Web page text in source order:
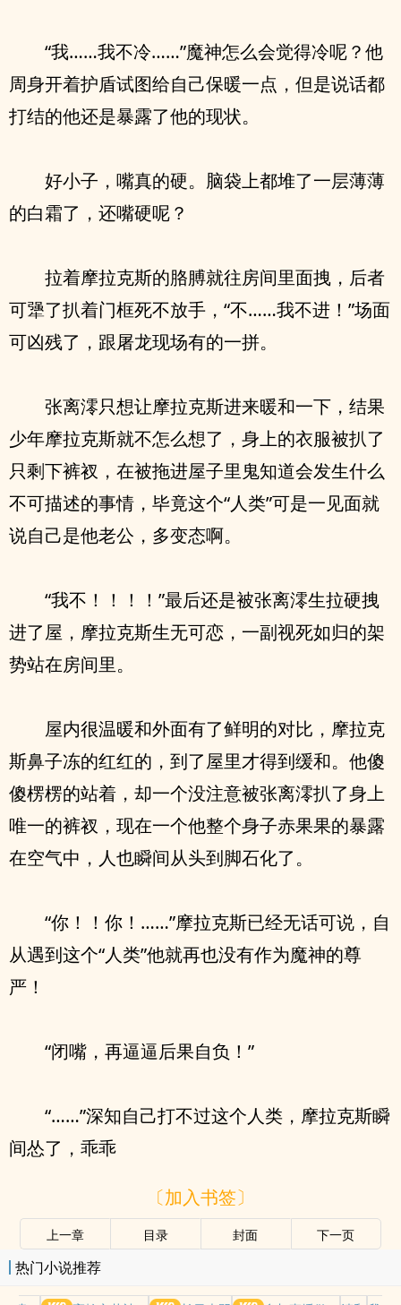
“我……我不冷……”魔神怎么会觉得冷呢？他
周身开着护盾试图给自己保暖一点，但是说话都
打结的他还是暴露了他的现状。
好小子，嘴真的硬。脑袋上都堆了一层薄薄
的白霜了，还嘴硬呢？
拉着摩拉克斯的胳膊就往房间里面拽，后者
可犟了扒着门框死不放手，“不……我不进！”场面
可凶残了，跟屠龙现场有的一拼。
张离澪只想让摩拉克斯进来暖和一下，结果
少年摩拉克斯就不怎么想了，身上的衣服被扒了
只剩下裤衩，在被拖进屋子里鬼知道会发生什么
不可描述的事情，毕竟这个“人类”可是一见面就
说自己是他老公，多变态啊。
“我不！！！！”最后还是被张离澪生拉硬拽
进了屋，摩拉克斯生无可恋，一副视死如归的架
势站在房间里。
屋内很温暖和外面有了鲜明的对比，摩拉克
斯鼻子冻的红红的，到了屋里才得到缓和。他傻
傻楞楞的站着，却一个没注意被张离澪扒了身上
唯一的裤衩，现在一个他整个身子赤果果的暴露
在空气中，人也瞬间从头到脚石化了。
“你！！你！……”摩拉克斯已经无话可说，自
从遇到这个“人类”他就再也没有作为魔神的尊
严！
“闭嘴，再逼逼后果自负！”
“……”深知自己打不过这个人类，摩拉克斯瞬
间怂了，乖乖
〔加入书签〕
上一章 目录 封面 下一页
热门小说推荐